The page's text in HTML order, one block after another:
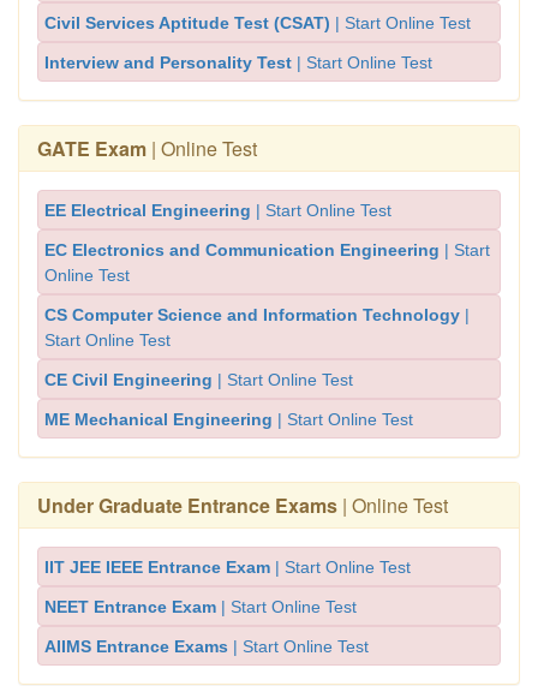
Civil Services Aptitude Test (CSAT) | Start Online Test
Interview and Personality Test | Start Online Test
GATE Exam | Online Test
EE Electrical Engineering | Start Online Test
EC Electronics and Communication Engineering | Start
Online Test
CS Computer Science and Information Technology |
Start Online Test
CE Civil Engineering | Start Online Test
ME Mechanical Engineering | Start Online Test
Under Graduate Entrance Exams | Online Test
IIT JEE IEEE Entrance Exam | Start Online Test
NEET Entrance Exam | Start Online Test
AIIMS Entrance Exams | Start Online Test